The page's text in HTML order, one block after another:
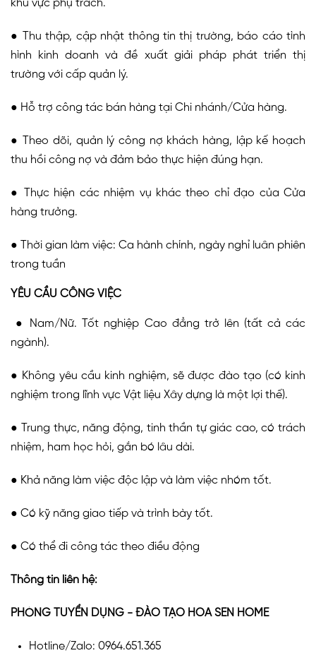
khu vực phụ trách.
● Thu thập, cập nhật thông tin thị trường, báo cáo tình
hình kinh doanh và đề xuất giải pháp phát triển thị
trường với cấp quản lý.
● Hỗ trợ công tác bán hàng tại Chi nhánh/Cửa hàng.
● Theo dõi, quản lý công nợ khách hàng, lập kế hoạch
thu hồi công nợ và đảm bảo thực hiện đúng hạn.
● Thực hiện các nhiệm vụ khác theo chỉ đạo của Cửa
hàng trưởng.
● Thời gian làm việc: Ca hành chính, ngày nghỉ luân phiên
trong tuần
YÊU CẦU CÔNG VIỆC
● Nam/Nữ. Tốt nghiệp Cao đẳng trở lên (tất cả các
ngành).
● Không yêu cầu kinh nghiệm, sẽ được đào tạo (có kinh
nghiệm trong lĩnh vực Vật liệu Xây dựng là một lợi thế).
● Trung thực, năng động, tinh thần tự giác cao, có trách
nhiệm, ham học hỏi, gắn bó lâu dài.
● Khả năng làm việc độc lập và làm việc nhóm tốt.
● Có kỹ năng giao tiếp và trình bày tốt.
● Có thể đi công tác theo điều động
Thông tin liên hệ:
PHÒNG TUYỂN DỤNG - ĐÀO TẠO HOA SEN HOME
Hotline/Zalo: 0964.651.365